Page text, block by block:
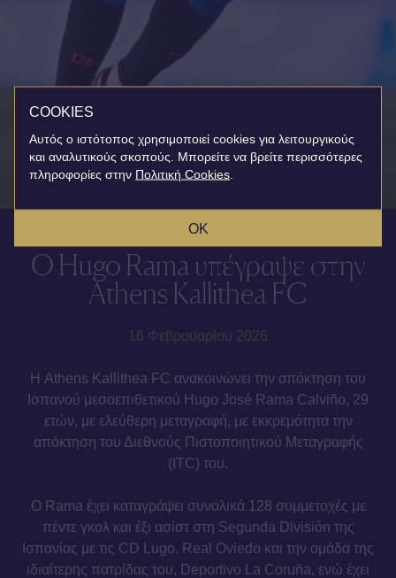
Ο Hugo Rama υπέγραψε στην
Athens Kallithea FC
16 Φεβρουαρίου 2026
Η Athens Kallithea FC ανακοινώνει την απόκτηση του
Ισπανού μεσοεπιθετικού Hugo José Rama Calviño, 29
ετών, με ελεύθερη μεταγραφή, με εκκρεμότητα την
απόκτηση του Διεθνούς Πιστοποιητικού Μεταγραφής
(ITC) του.
Ο Rama έχει καταγράψει συνολικά 128 συμμετοχές με
πέντε γκολ και έξι ασίστ στη Segunda División της
Ισπανίας με τις CD Lugo, Real Oviedo και την ομάδα της
ιδιαίτερης πατρίδας του, Deportivo La Coruña, ενώ έχει
COOKIES
Αυτός ο ιστότοπος χρησιμοποιεί cookies για λειτουργικούς
και αναλυτικούς σκοπούς. Μπορείτε να βρείτε περισσότερες
πληροφορίες στην Πολιτική Cookies
OK